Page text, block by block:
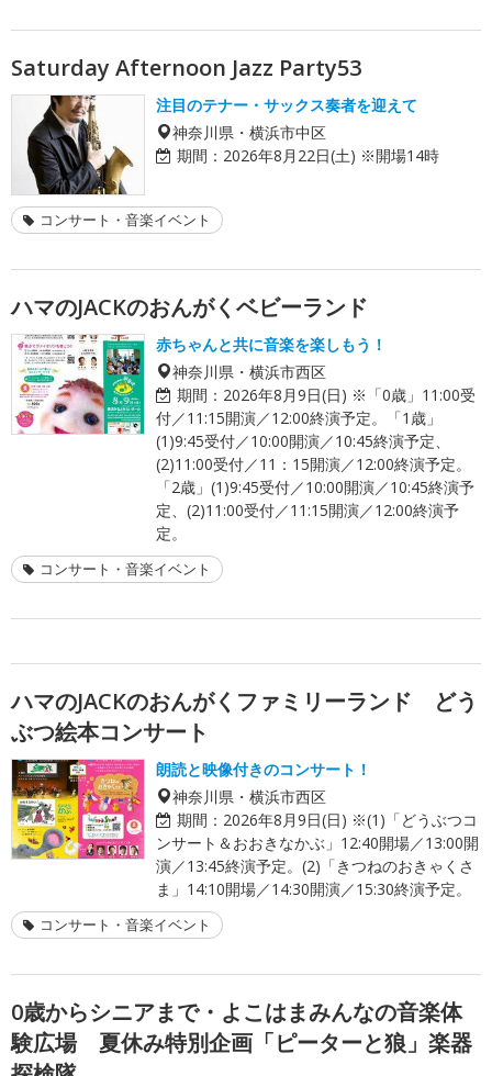
Saturday Afternoon Jazz Party53
注目のテナー・サックス奏者を迎えて
神奈川県・横浜市中区
期間： 2026年8月22日(土) ※開場14時
コンサート・音楽イベント
ハマのJACKのおんがくベビーランド
赤ちゃんと共に音楽を楽しもう！
神奈川県・横浜市西区
期間： 2026年8月9日(日) ※「0歳」11:00受
付／11:15開演／12:00終演予定。「1歳」
(1)9:45受付／10:00開演／10:45終演予定、
(2)11:00受付／11：15開演／12:00終演予定。
「2歳」(1)9:45受付／10:00開演／10:45終演予
定、(2)11:00受付／11:15開演／12:00終演予
定。
コンサート・音楽イベント
ハマのJACKのおんがくファミリーランド どう
ぶつ絵本コンサート
朗読と映像付きのコンサート！
神奈川県・横浜市西区
期間： 2026年8月9日(日) ※(1)「どうぶつコ
ンサート＆おおきなかぶ」12:40開場／13:00開
演／13:45終演予定。(2)「きつねのおきゃくさ
ま」14:10開場／14:30開演／15:30終演予定。
コンサート・音楽イベント
0歳からシニアまで・よこはまみんなの音楽体
験広場 夏休み特別企画「ピーターと狼」楽器